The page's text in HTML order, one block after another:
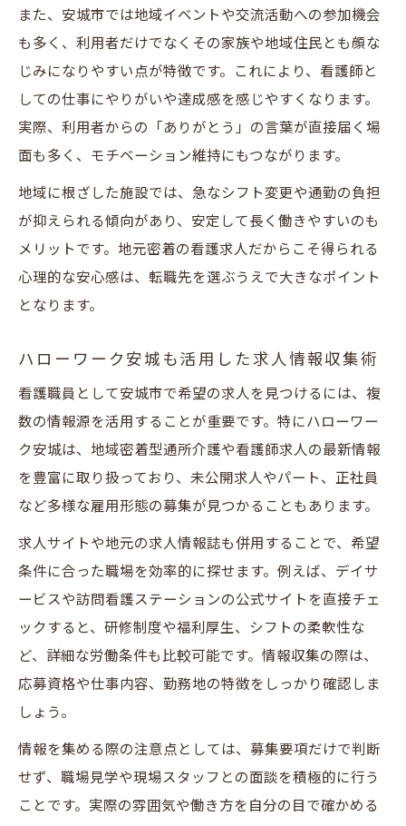
安心して働ける日勤求人のメリットと選び
方
地域密着型求人で叶える理想のワークライ
安城市の看護師求人で重視される福利厚生
子育て世代も安心できる看護職員求人の選
び方
研修充実の地域密着型求人が安心な理由
地域密着型通所介護で受けられる研修内容
とは
看護職員が安心して成長できる求人の魅力
安城市の看護求人で重視されるスキルアッ
プ支援
未経験でも安心できる地域密着型研修制度
ブランク明け看護職員も安心して働ける理
由
また、安城市では地域イベントや交流活動への参加機会
も多く、利用者だけでなくその家族や地域住民とも顔な
じみになりやすい点が特徴です。これにより、看護師と
しての仕事にやりがいや達成感を感じやすくなります。
実際、利用者からの「ありがとう」の言葉が直接届く場
面も多く、モチベーション維持にもつながります。
地域に根ざした施設では、急なシフト変更や通勤の負担
が抑えられる傾向があり、安定して長く働きやすいのも
メリットです。地元密着の看護求人だからこそ得られる
心理的な安心感は、転職先を選ぶうえで大きなポイント
となります。
ハローワーク安城も活用した求人情報収集術
看護職員として安城市で希望の求人を見つけるには、複
数の情報源を活用することが重要です。特にハローワー
ク安城は、地域密着型通所介護や看護師求人の最新情報
を豊富に取り扱っており、未公開求人やパート、正社員
など多様な雇用形態の募集が見つかることもあります。
求人サイトや地元の求人情報誌も併用することで、希望
条件に合った職場を効率的に探せます。例えば、デイサ
ービスや訪問看護ステーションの公式サイトを直接チェ
ックすると、研修制度や福利厚生、シフトの柔軟性な
ど、詳細な労働条件も比較可能です。情報収集の際は、
応募資格や仕事内容、勤務地の特徴をしっかり確認しま
しょう。
情報を集める際の注意点としては、募集要項だけで判断
せず、職場見学や現場スタッフとの面談を積極的に行う
ことです。実際の雰囲気や働き方を自分の目で確かめる